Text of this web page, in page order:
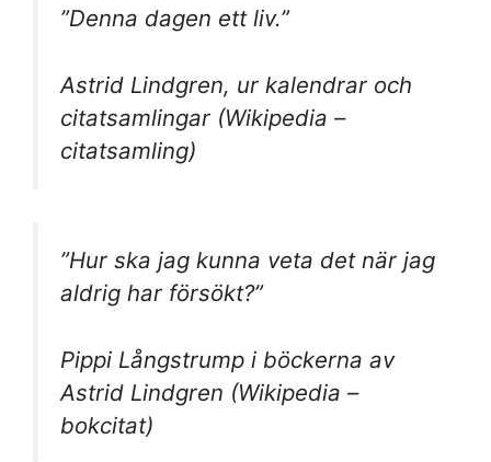
”Denna dagen ett liv.”
Astrid Lindgren, ur kalendrar och
citatsamlingar (Wikipedia –
citatsamling)
”Hur ska jag kunna veta det när jag
aldrig har försökt?”
Pippi Långstrump i böckerna av
Astrid Lindgren (Wikipedia –
bokcitat)